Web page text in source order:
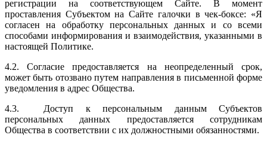
регистрации на соответствующем Сайте. В момент
проставления Субъектом на Сайте галочки в чек-боксе: «Я
согласен на обработку персональных данных и со всеми
способами информирования и взаимодействия, указанными в
настоящей Политике.
4.2. Согласие предоставляется на неопределенный срок,
может быть отозвано путем направления в письменной форме
уведомления в адрес Общества.
4.3. Доступ к персональным данным Субъектов
персональных данных предоставляется сотрудникам
Общества в соответствии с их должностными обязанностями.